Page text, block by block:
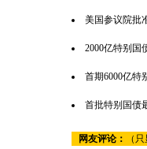
美国参议院批
2000亿特别国
首期6000亿特
首批特别国债
网友评论：
（